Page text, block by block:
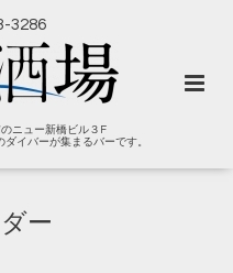
3286
ニュー新橋ビル３F
イバーが集まるバーです。
ー